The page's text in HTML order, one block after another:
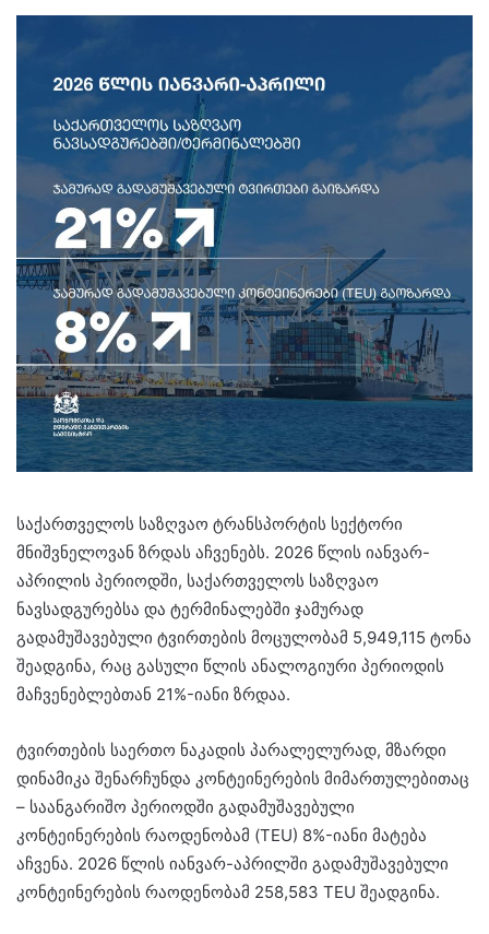
საქართველოს საზღვაო ტრანსპორტის სექტორი
მნიშვნელოვან ზრდას აჩვენებს. 2026 წლის იანვარ-
აპრილის პერიოდში, საქართველოს საზღვაო
ნავსადგურებსა და ტერმინალებში ჯამურად
გადამუშავებული ტვირთების მოცულობამ 5,949,115 ტონა
შეადგინა, რაც გასული წლის ანალოგიური პერიოდის
მაჩვენებლებთან 21%-იანი ზრდაა.
ტვირთების საერთო ნაკადის პარალელურად, მზარდი
დინამიკა შენარჩუნდა კონტეინერების მიმართულებითაც
– საანგარიშო პერიოდში გადამუშავებული
კონტეინერების რაოდენობამ (TEU) 8%-იანი მატება
აჩვენა. 2026 წლის იანვარ-აპრილში გადამუშავებული
კონტეინერების რაოდენობამ 258,583 TEU შეადგინა.